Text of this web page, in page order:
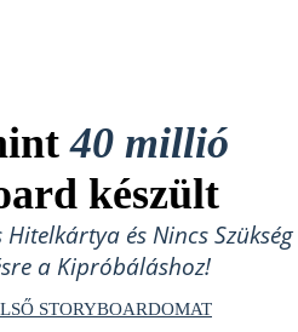
40 millió
készült
és Nincs Szükség
a Kipróbáláshoz!
STORYBOARDOMAT